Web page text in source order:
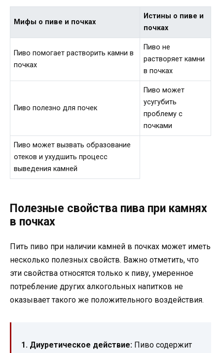
Мифы о пиве и почках
Истины о пиве и
почках
Пиво помогает растворить камни в
почках
Пиво не
растворяет камни
в почках
Пиво полезно для почек
Пиво может
усугубить
проблему с
почками
Пиво может вызвать образование
отеков и ухудшить процесс
выведения камней
Полезные свойства пива при камнях
в почках
Пить пиво при наличии камней в почках может иметь
несколько полезных свойств. Важно отметить, что
эти свойства относятся только к пиву, умеренное
потребление других алкогольных напитков не
оказывает такого же положительного воздействия.
1. Диуретическое действие: Пиво содержит